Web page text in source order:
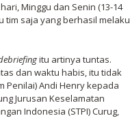
Minggu dan Senin (13-14
tim saja yang berhasil
itu artinya tuntas.
dan waktu habis, itu tidak
Penilai) Andi Henry kepada
Jurusan Keselamatan
Indonesia (STPI) Curug,